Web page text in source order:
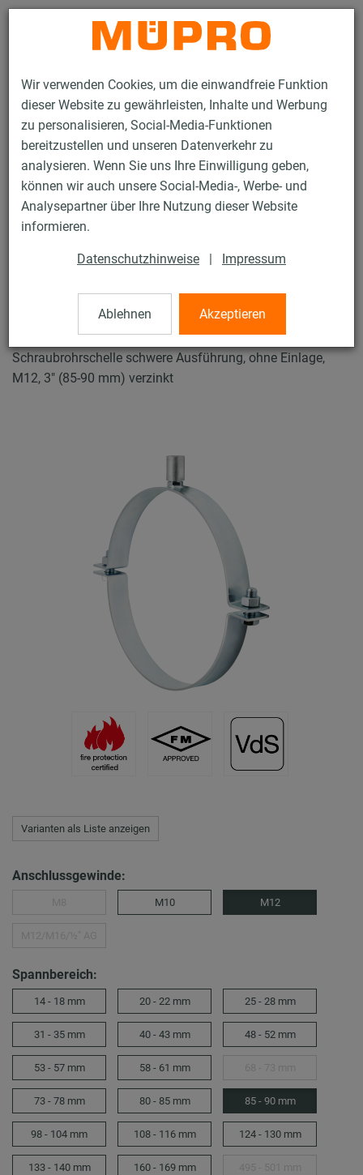
Wir verwenden Cookies, um die einwandfreie Funktion
dieser Website zu gewährleisten, Inhalte und Werbung
zu personalisieren, Social-Media-Funktionen
bereitzustellen und unseren Datenverkehr zu
analysieren. Wenn Sie uns Ihre Einwilligung geben,
können wir auch unsere Social-Media-, Werbe- und
Analysepartner über Ihre Nutzung dieser Website
informieren.
Datenschutzhinweise | Impressum
Ablehnen Akzeptieren
Kontakt
Produkte Befestigungstechnik
Rohrschellen
Schraubrohrschellen, schwere Ausführung
Schraubrohrschellen, schwere
Ausführung
Schraubrohrschelle schwere Ausführung, ohne Einlage,
M12, 3" (85-90 mm) verzinkt
Varianten als Liste anzeigen
Anschlussgewinde:
M10 M12
Spannbereich:
14 - 18 mm 20 - 22 mm 25 - 28 mm
31 - 35 mm 40 - 43 mm 48 - 52 mm
53 - 57 mm 58 - 61 mm
73 - 78 mm 80 - 85 mm 85 - 90 mm
98 - 104 mm 108 - 116 mm 124 - 130 mm
133 - 140 mm 160 - 169 mm